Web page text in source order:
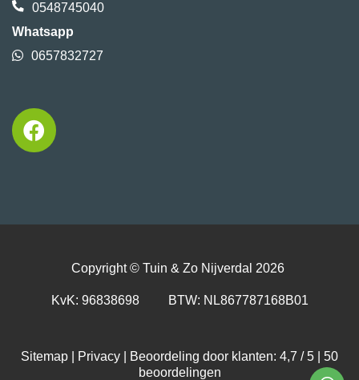
0548745040
Whatsapp
0657832727
Copyright © Tuin & Zo Nijverdal 2026
KvK: 96838698 BTW: NL867787168B01
Sitemap Privacy | Beoordeling door klanten: 4,7 / 5 | 50
beoordelingen